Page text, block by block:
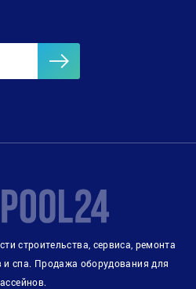
строительства, сервиса, ремонта
и спа. Продажа оборудования для